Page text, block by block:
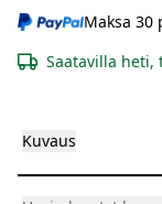
Maksa 30
Saatavilla heti,
Kuvaus